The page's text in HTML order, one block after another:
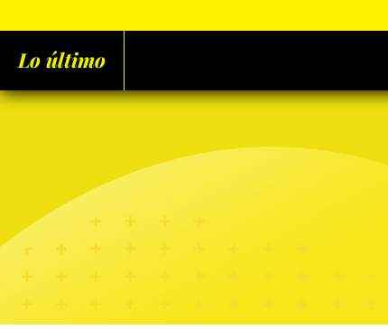
Lo último
SFI Consulting lanza Aura 2: 153 viviendas